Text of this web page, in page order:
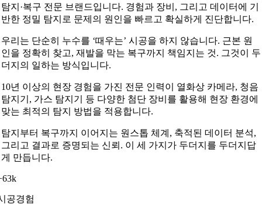
탐지·복구 전문 브랜드입니다. 경험과 장비, 그리고 데이터에 기
반한 정밀 탐지로 문제의 원인을 빠르고 확실하게 진단합니다.
우리는 단순히 누수를 ‘때우는’ 시공을 하지 않습니다. 근본 원
인을 정확히 찾고, 재발을 막는 복구까지 책임지는 것. 그것이 두
더지의 일하는 방식입니다.
10년 이상의 현장 경험을 가진 전문 인력이 열화상 카메라, 청음
탐지기, 가스 탐지기 등 다양한 첨단 장비를 활용해 현장 환경에
맞는 최적의 탐지 방법을 적용합니다.
탐지부터 복구까지 이어지는 원스톱 체계, 축적된 데이터 분석,
그리고 결과로 증명되는 신뢰. 이 세 가지가 두더지를 두더지답
게 만듭니다.
공경험